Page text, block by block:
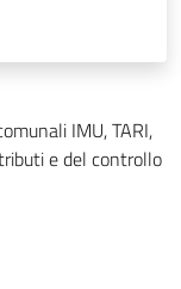
IMU, TARI,
e del controllo